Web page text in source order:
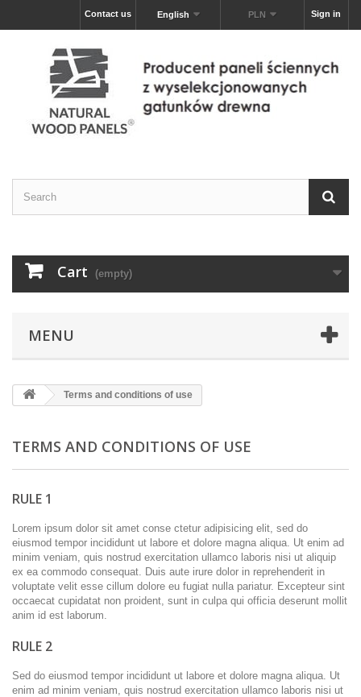
Sign in
PLN
English
Contact us
Cart (empty)
MENU
Terms and conditions of use
TERMS AND CONDITIONS OF USE
RULE 1
Lorem ipsum dolor sit amet conse ctetur adipisicing elit, sed do
eiusmod tempor incididunt ut labore et dolore magna aliqua. Ut enim ad
minim veniam, quis nostrud exercitation ullamco laboris nisi ut aliquip
ex ea commodo consequat. Duis aute irure dolor in reprehenderit in
voluptate velit esse cillum dolore eu fugiat nulla pariatur. Excepteur sint
occaecat cupidatat non proident, sunt in culpa qui officia deserunt mollit
anim id est laborum.
RULE 2
Sed do eiusmod tempor incididunt ut labore et dolore magna aliqua. Ut
enim ad minim veniam, quis nostrud exercitation ullamco laboris nisi ut